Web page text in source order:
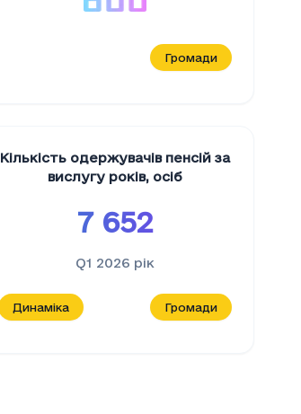
Громади
Кількість одержувачів пенсій за
вислугу років, осіб
7 652
Q1 2026 рік
Динаміка Громади